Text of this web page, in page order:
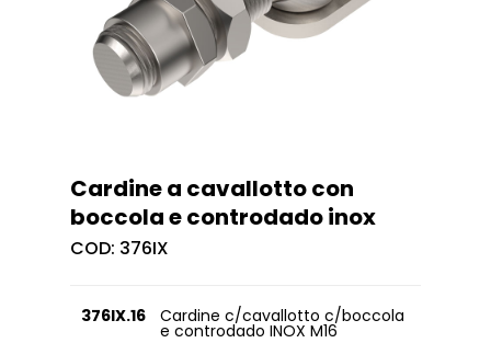
Cardine a cavallotto con
boccola e controdado inox
COD: 376IX
376IX.16 Cardine c/cavallotto c/boccola
e controdado INOX M16